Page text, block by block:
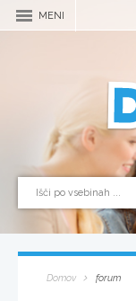
MENI
Domov forum